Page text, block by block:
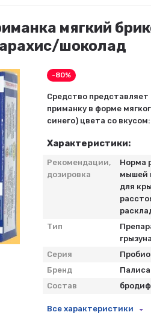
мягкий
шоколад
-80%
Средство
приманку в форме
синего) цвета со
Характеристики:
Рекомендации,
дозировка
Норма
мышей
для
Тип
Серия
Пробио
Бренд
Состав
Все характеристики